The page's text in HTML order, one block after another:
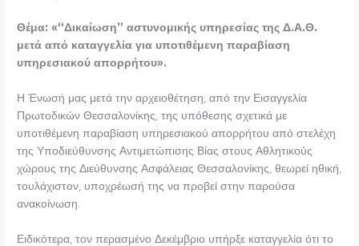
Θέμα: «“Δικαίωση” αστυνομικής υπηρεσίας της Δ.Α.Θ.
μετά από καταγγελία για υποτιθέμενη παραβίαση
υπηρεσιακού απορρήτου».
Η Ένωσή μας μετά την αρχειοθέτηση, από την Εισαγγελία
Πρωτοδικών Θεσσαλονίκης, της υπόθεσης σχετικά με
υποτιθέμενη παραβίαση υπηρεσιακού απορρήτου από στελέχη
της Υποδιεύθυνσης Αντιμετώπισης Βίας στους Αθλητικούς
χώρους της Διεύθυνσης Ασφάλειας Θεσσαλονίκης, θεωρεί ηθική,
τουλάχιστον, υποχρέωσή της να προβεί στην παρούσα
ανακοίνωση.
Ειδικότερα, τον περασμένο Δεκέμβριο υπήρξε καταγγελία ότι το